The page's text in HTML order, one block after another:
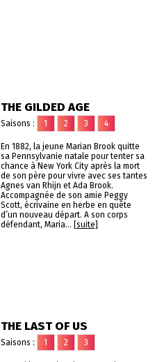
THE GILDED AGE
Saisons : 1 2 3 4
En 1882, la jeune Marian Brook quitte
sa Pennsylvanie natale pour tenter sa
chance à New York City après la mort
de son père pour vivre avec ses tantes
Agnes van Rhijn et Ada Brook.
Accompagnée de son amie Peggy
Scott, écrivaine en herbe en quête
d’un nouveau départ. A son corps
défendant, Maria... [suite]
THE LAST OF US
Saisons : 1 2 3